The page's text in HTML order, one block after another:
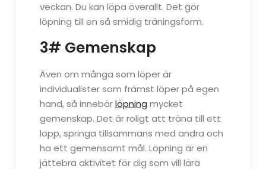
veckan. Du kan löpa överallt. Det gör
löpning till en så smidig träningsform.
3# Gemenskap
Även om många som löper är
individualister som främst löper på egen
hand, så innebärlöpning mycket
gemenskap. Det är roligt att träna till ett
lopp, springa tillsammans med andra och
ha ett gemensamt mål. Löpning är en
jättebra aktivitet för dig som vill lära